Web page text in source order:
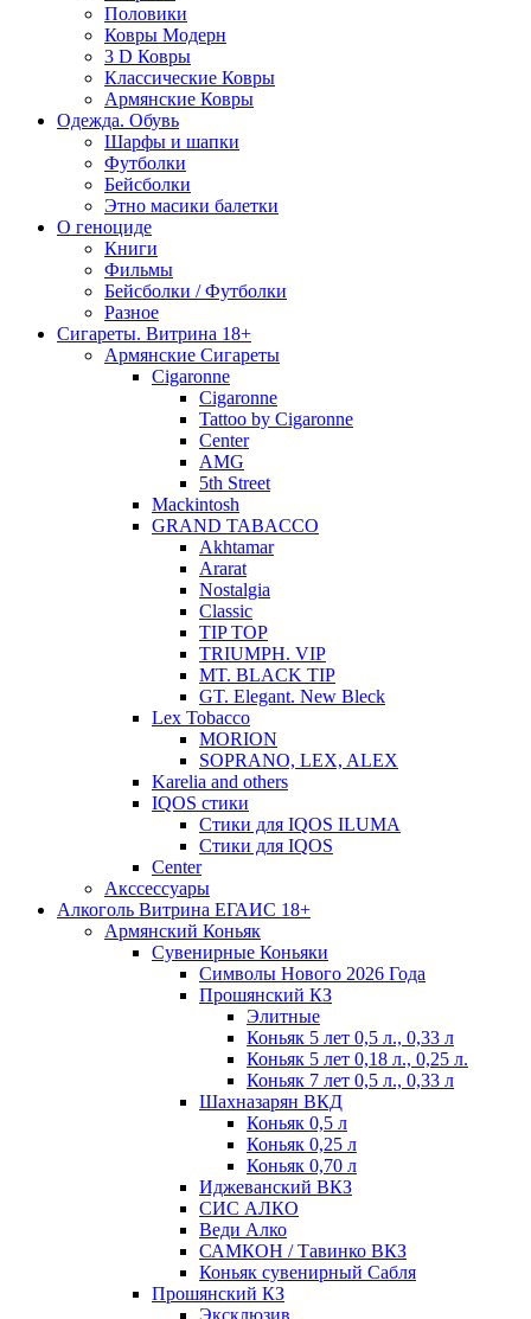
Половики
Ковры Модерн
3 D Ковры
Классические Ковры
Армянские Ковры
Одежда. Обувь
Шарфы и шапки
Футболки
Бейсболки
Этно масики балетки
О геноциде
Книги
Фильмы
Бейсболки / Футболки
Разное
Сигареты. Витрина 18+
Армянские Сигареты
Cigaronne
Cigaronne
Tattoo by Cigaronne
Center
AMG
5th Street
Mackintosh
GRAND TABACCO
Akhtamar
Ararat
Nostalgia
Classic
TIP TOP
TRIUMPH. VIP
MT. BLACK TIP
GT. Elegant. New Bleck
Lex Tobacco
MORION
SOPRANO, LEX, ALEX
Karelia and others
IQOS стики
Стики для IQOS ILUMA
Стики для IQOS
Сenter
Акссессуары
Алкоголь Витрина ЕГАИС 18+
Армянский Коньяк
Сувенирные Коньяки
Символы Нового 2026 Года
Прошянский КЗ
Элитные
Коньяк 5 лет 0,5 л., 0,33 л
Коньяк 5 лет 0,18 л., 0,25 л.
Коньяк 7 лет 0,5 л., 0,33 л
Шахназарян ВКД
Коньяк 0,5 л
Коньяк 0,25 л
Коньяк 0,70 л
Иджеванский ВКЗ
СИС АЛКО
Веди Алко
САМКОН / Тавинко ВКЗ
Коньяк сувенирный Сабля
Прошянский КЗ
Эксклюзив